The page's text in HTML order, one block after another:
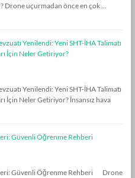
Drone uçurmadan önce en çok …
Yenilendi: Yeni SHT-İHA Talimatı
İçin Neler Getiriyor?
Yenilendi: Yeni SHT-İHA Talimatı
İçin Neler Getiriyor? İnsansız hava
Güvenli Öğrenme Rehberi
Güvenli Öğrenme Rehberi Drone